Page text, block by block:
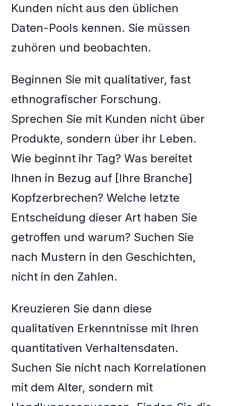
Kunden nicht aus den üblichen
Daten-Pools kennen. Sie müssen
zuhören und beobachten.
Beginnen Sie mit qualitativer, fast
ethnografischer Forschung.
Sprechen Sie mit Kunden nicht über
Produkte, sondern über ihr Leben.
Wie beginnt ihr Tag? Was bereitet
Ihnen in Bezug auf [Ihre Branche]
Kopfzerbrechen? Welche letzte
Entscheidung dieser Art haben Sie
getroffen und warum? Suchen Sie
nach Mustern in den Geschichten,
nicht in den Zahlen.
Kreuzieren Sie dann diese
qualitativen Erkenntnisse mit Ihren
quantitativen Verhaltensdaten.
Suchen Sie nicht nach Korrelationen
mit dem Alter, sondern mit